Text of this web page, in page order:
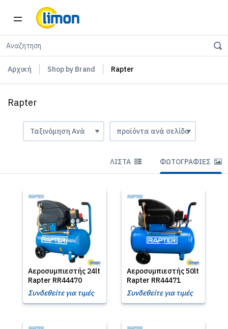
Αρχική Shop by Brand Rapter
Rapter
ΛΊΣΤΑ ΦΩΤΟΓΡΑΦΊΕΣ
Αεροσυμπιεστής 24lt
Rapter RR44470
Συνδεθείτε για τιμές
Αεροσυμπιεστής 50lt
Rapter RR44471
Συνδεθείτε για τιμές